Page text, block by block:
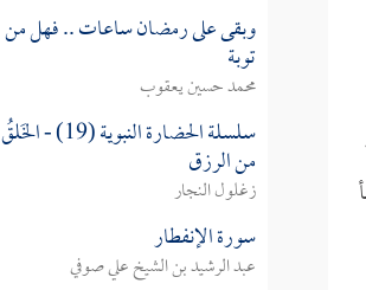
وبقى على رمضان ساعات .. فهل من
توبة
محمد حسين يعقوب
سلسلة الحضارة النبوية (19) - الخَلقُ
من الرزق
زغلول النجار
سورة الإنفطار
عبد الرشيد بن الشيخ علي صوفي